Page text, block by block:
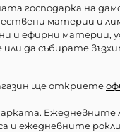
господарка на
материи и
и ефирни материи,
да събирате
ще откриете
Ежедневните
и ежедневните